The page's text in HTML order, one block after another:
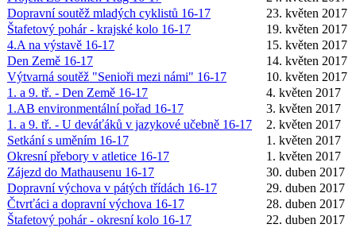
Dopravní soutěž mladých cyklistů 16-17
23. květen 2017
Štafetový pohár - krajské kolo 16-17
19. květen 2017
4.A na výstavě 16-17
15. květen 2017
Den Země 16-17
14. květen 2017
Výtvarná soutěž "Senioři mezi námi" 16-17
10. květen 2017
1. a 9. tř. - Den Země 16-17
4. květen 2017
1.AB environmentální pořad 16-17
3. květen 2017
1. a 9. tř. - U deváťáků v jazykové učebně 16-17
2. květen 2017
Setkání s uměním 16-17
1. květen 2017
Okresní přebory v atletice 16-17
1. květen 2017
Zájezd do Mathausenu 16-17
30. duben 2017
Dopravní výchova v pátých třídách 16-17
29. duben 2017
Čtvrťáci a dopravní výchova 16-17
28. duben 2017
Štafetový pohár - okresní kolo 16-17
22. duben 2017